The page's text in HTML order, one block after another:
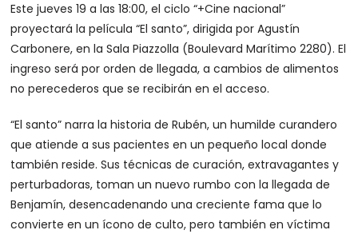
Este jueves 19 a las 18:00, el ciclo “+Cine nacional”
proyectará la película “El santo”, dirigida por Agustín
Carbonere, en la Sala Piazzolla (Boulevard Marítimo 2280). El
ingreso será por orden de llegada, a cambios de alimentos
no perecederos que se recibirán en el acceso.
“El santo” narra la historia de Rubén, un humilde curandero
que atiende a sus pacientes en un pequeño local donde
también reside. Sus técnicas de curación, extravagantes y
perturbadoras, toman un nuevo rumbo con la llegada de
Benjamín, desencadenando una creciente fama que lo
convierte en un ícono de culto, pero también en víctima